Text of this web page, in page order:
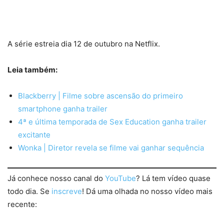
A série estreia dia 12 de outubro na Netflix.
Leia também:
Blackberry | Filme sobre ascensão do primeiro
smartphone ganha trailer
4ª e última temporada de Sex Education ganha trailer
excitante
Wonka | Diretor revela se filme vai ganhar sequência
Já conhece nosso canal do YouTube? Lá tem vídeo quase
todo dia. Se inscreve! Dá uma olhada no nosso vídeo mais
recente: